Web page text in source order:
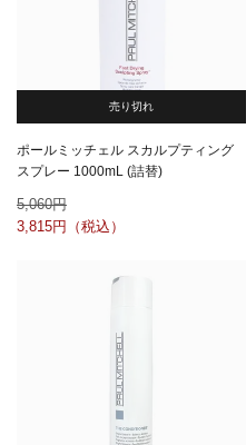
売り切れ
ポールミッチェル スカルプティング
スプレー 1000mL (詰替)
5,060
3,815